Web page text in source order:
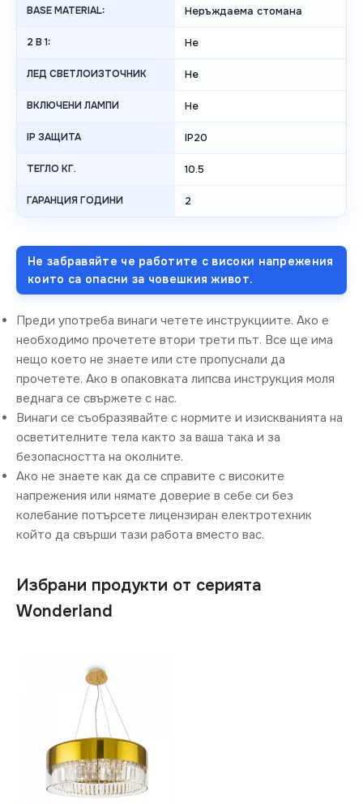
BASE MATERIAL: Неръждаема стомана
2 В 1: Не
ЛЕД СВЕТЛОИЗТОЧНИК Не
ВКЛЮЧЕНИ ЛАМПИ Не
IP ЗАЩИТА IP20
ТЕГЛО КГ. 10.5
ГАРАНЦИЯ ГОДИНИ 2
Не забравяйте че работите с високи напрежения
които са опасни за човешкия живот.
Преди употреба винаги четете инструкциите. Ако е
необходимо прочетете втори трети път. Все ще има
нещо което не знаете или сте пропуснали да
прочетете. Ако в опаковката липсва инструкция моля
веднага се свържете с нас.
Винаги се съобразявайте с нормите и изискванията на
осветителните тела както за ваша така и за
безопасността на околните.
Ако не знаете как да се справите с високите
напрежения или нямате доверие в себе си без
колебание потърсете лицензиран електротехник
който да свърши тази работа вместо вас.
Избрани продукти от серията
Wonderland